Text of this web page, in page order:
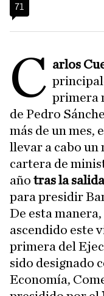
71
C arlos
primera
de Pedro
más de un mes,
llevar a cabo un
cartera de
año tras la
para presidir
De esta manera,
ascendido este
primera del
sido designado
Economía,